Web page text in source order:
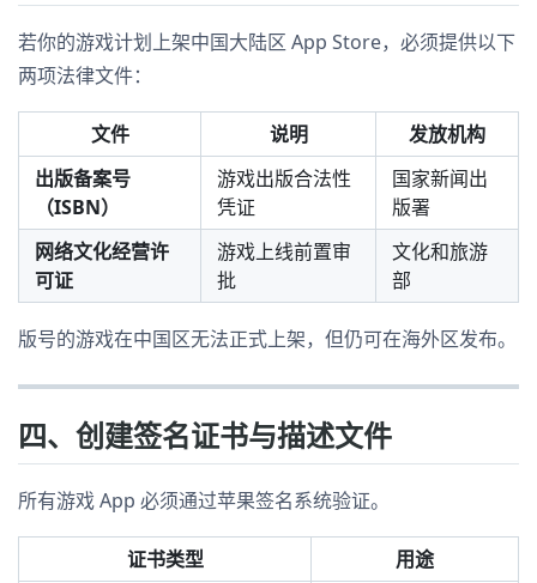
若你的游戏计划上架中国大陆区 App Store，必须提供以下
两项法律文件：
文件 说明
发放机构
出版备案号
（ISBN）
游戏出版合法性
凭证
国家新闻出
版署
网络文化经营许
可证
游戏上线前置审
批
文化和旅游
部
版号的游戏在中国区无法正式上架，但仍可在海外区发布。
四、创建签名证书与描述文件
所有游戏 App 必须通过苹果签名系统验证。
证书类型
用途